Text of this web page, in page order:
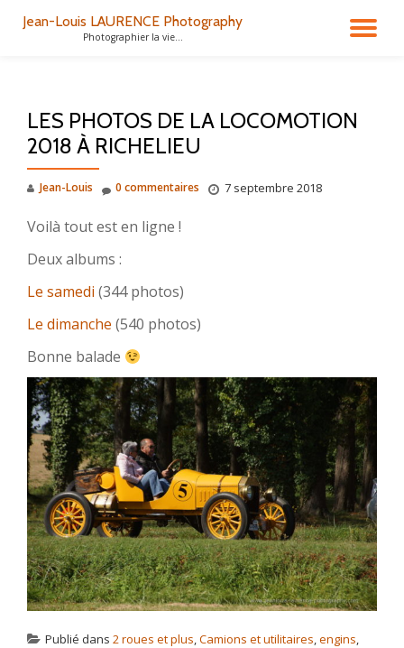
Jean-Louis LAURENCE Photography
Photographier la vie...
LES PHOTOS DE LA LOCOMOTION
2018 À RICHELIEU
Jean-Louis 7 septembre 2018
0 commentaires
Voilà tout est en ligne !
Deux albums :
Le samedi (344 photos)
Le dimanche (540 photos)
Bonne balade
Publié dans 2 roues et plus,Camions et utilitaires,engins,